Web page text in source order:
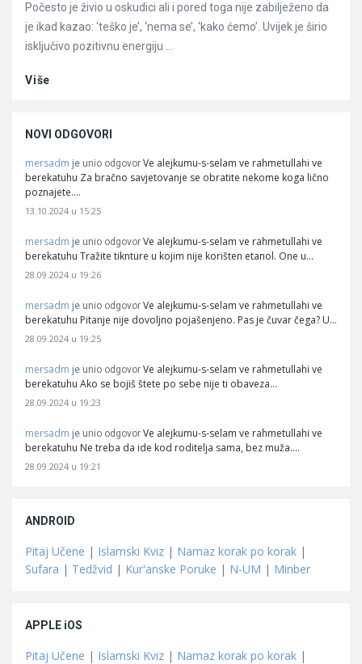
Počesto je živio u oskudici ali i pored toga nije zabilježeno da
je ikad kazao: ‘teško je’, ‘nema se’, ‘kako ćemo’. Uvijek je širio
isključivo pozitivnu energiju ...
Više
NOVI ODGOVORI
mersadm je unio odgovor Ve alejkumu-s-selam ve rahmetullahi ve
berekatuhu Za bračno savjetovanje se obratite nekome koga lično
poznajete.…
13.10.2024 u 15:25
mersadm je unio odgovor Ve alejkumu-s-selam ve rahmetullahi ve
berekatuhu Tražite tiknture u kojim nije korišten etanol. One u…
28.09.2024 u 19:26
mersadm je unio odgovor Ve alejkumu-s-selam ve rahmetullahi ve
berekatuhu Pitanje nije dovoljno pojašenjeno. Pas je čuvar čega? U…
28.09.2024 u 19:25
mersadm je unio odgovor Ve alejkumu-s-selam ve rahmetullahi ve
berekatuhu Ako se bojiš štete po sebe nije ti obaveza…
28.09.2024 u 19:23
mersadm je unio odgovor Ve alejkumu-s-selam ve rahmetullahi ve
berekatuhu Ne treba da ide kod roditelja sama, bez muža.…
28.09.2024 u 19:21
ANDROID
Pitaj Učene | Islamski Kviz | Namaz korak po korak |
Sufara | Tedžvid | Kur'anske Poruke | N-UM | Minber
APPLE iOS
Pitaj Učene | Islamski Kviz | Namaz korak po korak |